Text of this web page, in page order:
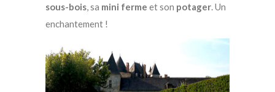
sous-bois, sa mini ferme et son potager. Un
enchantement !